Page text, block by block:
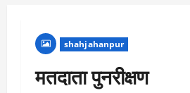
shahjahanpur
मतदाता पुनरीक्षण